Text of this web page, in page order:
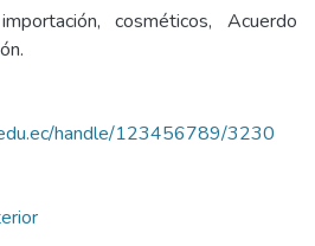
cosméticos, Acuerdo
handle/123456789/3230